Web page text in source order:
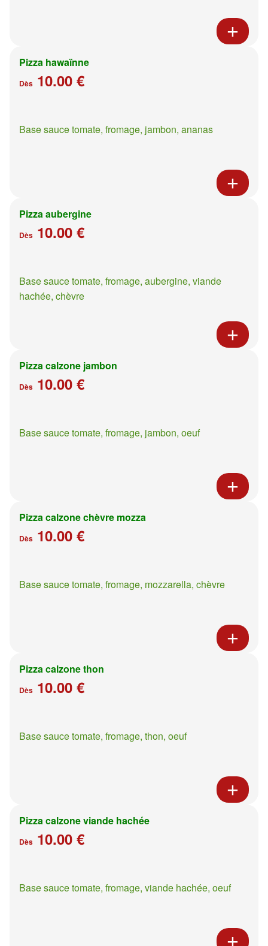
Pizza hawaïnne
Dès 10.00 €
Base sauce tomate, fromage, jambon, ananas
Pizza aubergine
Dès 10.00 €
Base sauce tomate, fromage, aubergine, viande
hachée, chèvre
Pizza calzone jambon
Dès 10.00 €
Base sauce tomate, fromage, jambon, oeuf
Pizza calzone chèvre mozza
Dès 10.00 €
Base sauce tomate, fromage, mozzarella, chèvre
Pizza calzone thon
Dès 10.00 €
Base sauce tomate, fromage, thon, oeuf
Pizza calzone viande hachée
Dès 10.00 €
Base sauce tomate, fromage, viande hachée, oeuf